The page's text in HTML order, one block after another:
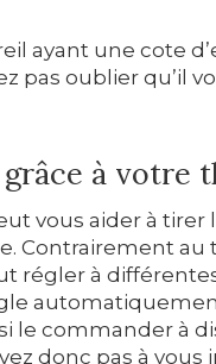
ayant une cote
pas oublier qu’il
à votre
vous aider à tirer
Contrairement
régler à
le commander à
donc pas à vous